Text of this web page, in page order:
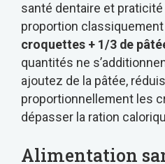
santé dentaire et
proportion
croquettes + 1/3 de
quantités ne
ajoutez de la pâtée,
proportionnellement les
dépasser la ration
Alimentation